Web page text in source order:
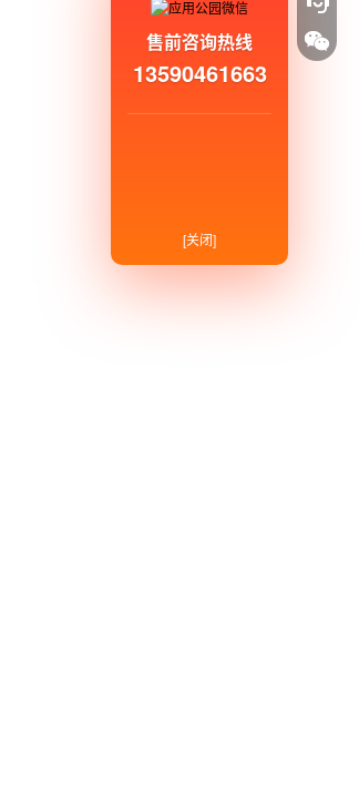
售前咨询热线
13590461663
[关闭]